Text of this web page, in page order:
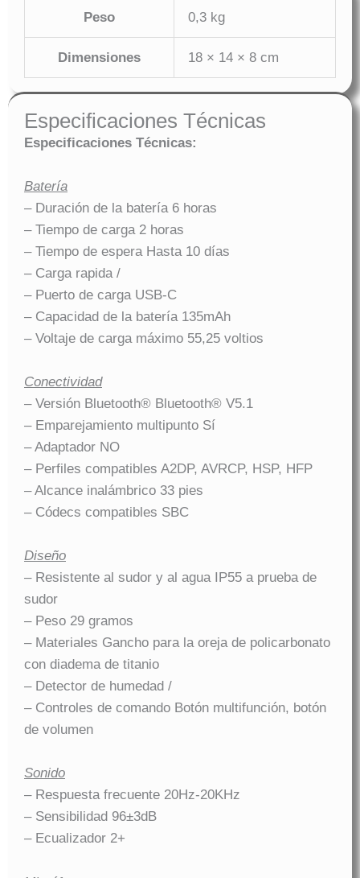
Peso 0,3 kg
Dimensiones 18 × 14 × 8 cm
Especificaciones Técnicas
Especificaciones Técnicas:
Batería
– Duración de la batería 6 horas
– Tiempo de carga 2 horas
– Tiempo de espera Hasta 10 días
– Carga rapida /
– Puerto de carga USB-C
– Capacidad de la batería 135mAh
– Voltaje de carga máximo 55,25 voltios
Conectividad
– Versión Bluetooth® Bluetooth® V5.1
– Emparejamiento multipunto Sí
– Adaptador NO
– Perfiles compatibles A2DP, AVRCP, HSP, HFP
– Alcance inalámbrico 33 pies
– Códecs compatibles SBC
Diseño
– Resistente al sudor y al agua IP55 a prueba de
sudor
– Peso 29 gramos
– Materiales Gancho para la oreja de policarbonato
con diadema de titanio
– Detector de humedad /
– Controles de comando Botón multifunción, botón
de volumen
Sonido
– Respuesta frecuente 20Hz-20KHz
– Sensibilidad 96±3dB
– Ecualizador 2+